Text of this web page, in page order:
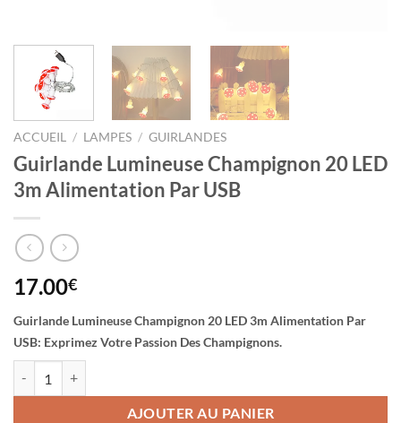
ACCUEIL / LAMPES / GUIRLANDES
Guirlande Lumineuse Champignon 20 LED
3m Alimentation Par USB
17.00€
Guirlande Lumineuse Champignon 20 LED 3m Alimentation Par
USB: Exprimez Votre Passion Des Champignons.
AJOUTER AU PANIER